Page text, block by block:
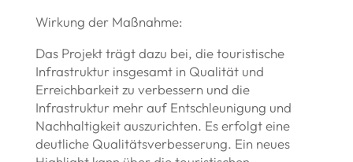
Wirkung der Maßnahme:
Das Projekt trägt dazu bei, die touristische
Infrastruktur insgesamt in Qualität und
Erreichbarkeit zu verbessern und die
Infrastruktur mehr auf Entschleunigung und
Nachhaltigkeit auszurichten. Es erfolgt eine
deutliche Qualitätsverbesserung. Ein neues